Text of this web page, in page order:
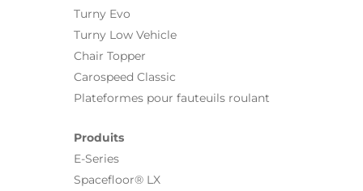
Turny Evo
Turny Low Vehicle
Chair Topper
Carospeed Classic
Plateformes pour fauteuils roulant
Produits
E-Series
Spacefloor® LX